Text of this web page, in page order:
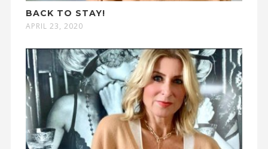
BACK TO STAY!
APRIL 23, 2020